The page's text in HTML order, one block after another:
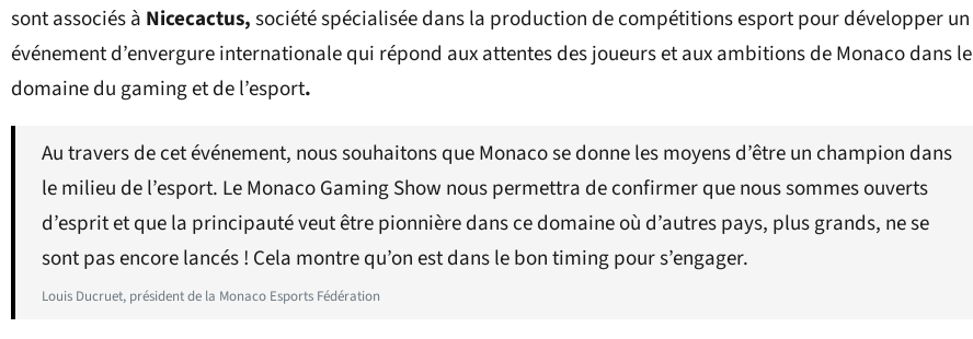
sont associés à Nicecactus,société spécialisée dans la production de compétitions esport pour développer un
événement d’envergure internationale qui répond aux attentes des joueurs et aux ambitions de Monaco dans le
domaine du gaming et de l’esport.
Au travers de cet événement, nous souhaitons que Monaco se donne les moyens d’être un champion dans
le milieu de l’esport. Le Monaco Gaming Show nous permettra de confirmer que nous sommes ouverts
d’esprit et que la principauté veut être pionnière dans ce domaine où d’autres pays, plus grands, ne se
sont pas encore lancés ! Cela montre qu’on est dans le bon timing pour s’engager.
Louis Ducruet, président de la Monaco Esports Fédération